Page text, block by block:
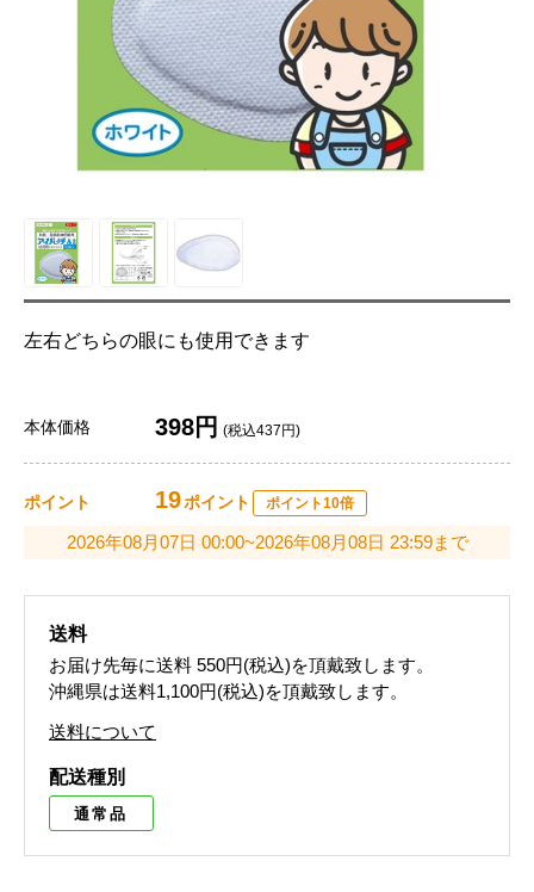
左右どちらの眼にも使用できます
本体価格 398円 (税込437円)
ポイント 19ポイント ポイント10倍
2026年08月07日 00:00~2026年08月08日 23:59まで
送料
お届け先毎に送料 550円(税込)を頂戴致します。
沖縄県は送料1,100円(税込)を頂戴致します。
送料について
配送種別
通常品